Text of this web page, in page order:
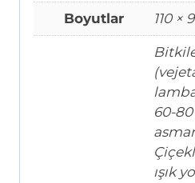
Boyutlar 110 ×
60-
ışık